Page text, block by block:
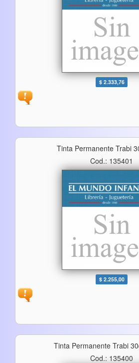
$ 2.333,76
Tinta Permanente Trabi
Cod.: 135401
$ 2.255,00
Tinta Permanente Trabi
Cod.: 135400